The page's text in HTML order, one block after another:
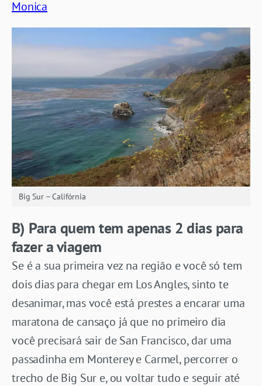
Monica
Big Sur – Califórnia
B) Para quem tem apenas 2 dias para
fazer a viagem
Se é a sua primeira vez na região e você só tem
dois dias para chegar em Los Angles, sinto te
desanimar, mas você está prestes a encarar uma
maratona de cansaço já que no primeiro dia
você precisará sair de San Francisco, dar uma
passadinha em Monterey e Carmel, percorrer o
trecho de Big Sur e, ou voltar tudo e seguir até